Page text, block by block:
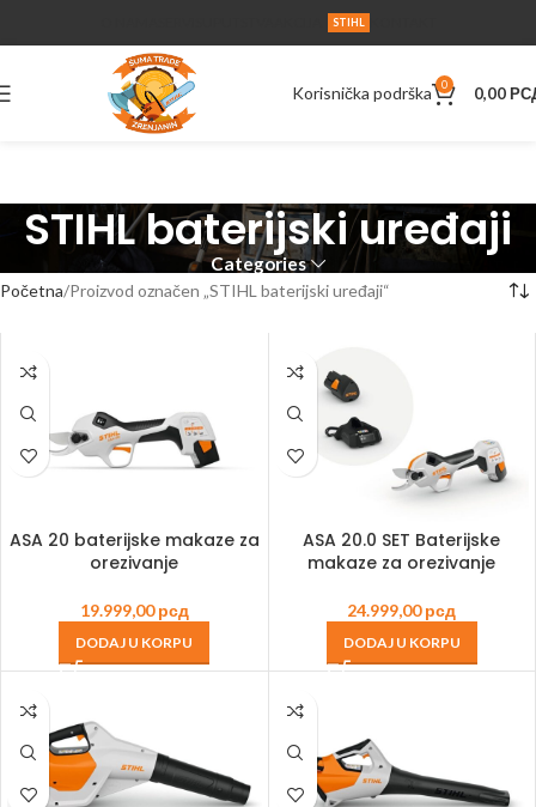
STIHL
Korisnička podrška 0 0,00
STIHL baterijski uređaji
Categories
Početna Proizvod označen „STIHL baterijski uređaji“
ASA 20 baterijske makaze za
orezivanje
19.999,00рсд
DODAJ U KORPU
ASA 20.0 SET Baterijske
makaze za orezivanje
24.999,00рсд
DODAJ U KORPU